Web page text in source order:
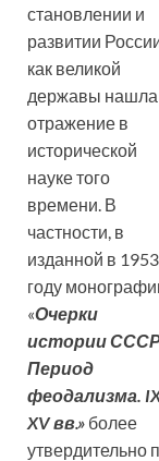
становлении и
развитии
как великой
державы нашла
отражение в
исторической
науке того
времени. В
частности, в
изданной в 1953
году
«Очерки
истории
Период
феодализма.
XV вв.» более
утвердительно